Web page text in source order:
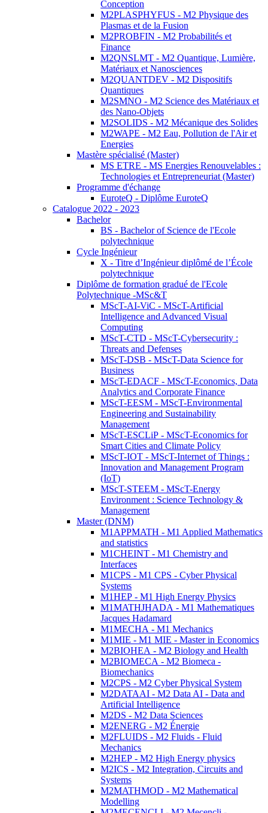
Conception
M2PLASPHYFUS - M2 Physique des
Plasmas et de la Fusion
M2PROBFIN - M2 Probabilités et
Finance
M2QNSLMT - M2 Quantique, Lumière,
Matériaux et Nanosciences
M2QUANTDEV - M2 Dispositifs
Quantiques
M2SMNO - M2 Science des Matériaux et
des Nano-Objets
M2SOLIDS - M2 Mécanique des Solides
M2WAPE - M2 Eau, Pollution de l'Air et
Energies
Mastère spécialisé (Master)
MS ETRE - MS Energies Renouvelables :
Technologies et Entrepreneuriat (Master)
Programme d'échange
EuroteQ - Diplôme EuroteQ
Catalogue 2022 - 2023
Bachelor
BS - Bachelor of Science de l'Ecole
polytechnique
Cycle Ingénieur
X - Titre d’Ingénieur diplômé de l’École
polytechnique
Diplôme de formation gradué de l'Ecole
Polytechnique -MSc&T
MScT-AI-ViC - MScT-Artificial
Intelligence and Advanced Visual
Computing
MScT-CTD - MScT-Cybersecurity :
Threats and Defenses
MScT-DSB - MScT-Data Science for
Business
MScT-EDACF - MScT-Economics, Data
Analytics and Corporate Finance
MScT-EESM - MScT-Environmental
Engineering and Sustainability
Management
MScT-ESCLiP - MScT-Economics for
Smart Cities and Climate Policy
MScT-IOT - MScT-Internet of Things :
Innovation and Management Program
(IoT)
MScT-STEEM - MScT-Energy
Environment : Science Technology &
Management
Master (DNM)
M1APPMATH - M1 Applied Mathematics
and statistics
M1CHEINT - M1 Chemistry and
Interfaces
M1CPS - M1 CPS - Cyber Physical
Systems
M1HEP - M1 High Energy Physics
M1MATHJHADA - M1 Mathematiques
Jacques Hadamard
M1MECHA - M1 Mechanics
M1MIE - M1 MIE - Master in Economics
M2BIOHEA - M2 Biology and Health
M2BIOMECA - M2 Biomeca -
Biomechanics
M2CPS - M2 Cyber Physical System
M2DATAAI - M2 Data AI - Data and
Artificial Intelligence
M2DS - M2 Data Sciences
M2ENERG - M2 Énergie
M2FLUIDS - M2 Fluids - Fluid
Mechanics
M2HEP - M2 High Energy physics
M2ICS - M2 Integration, Circuits and
Systems
M2MATHMOD - M2 Mathematical
Modelling